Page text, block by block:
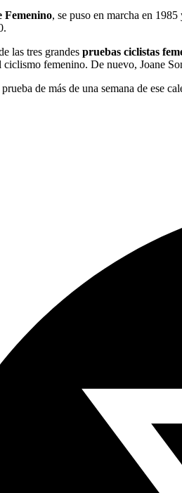
Femenino, se puso en marcha en
las tres grandes pruebas ciclistas
ciclismo femenino. De nuevo, Joane
de más de una semana de ese